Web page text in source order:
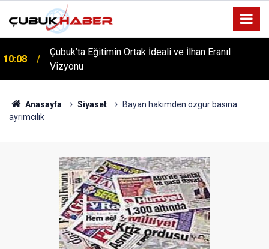
10:08
Çubuk’ta Eğitimin Ortak İdeali ve İlhan Eranıl
Vizyonu
ÇUBUK’TA ‘YAZA MERHABA’ COŞKUSU: Kursiyerler
Gönüllerince Eğlendi!
Anasayfa Siyaset
Bayan hakimden özgür basına
ayrımcılık